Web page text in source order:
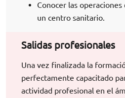
Conocer las
un centro sanitario.
Salidas profesionales
Una vez finalizada la
perfectamente capacitado
actividad profesional en el